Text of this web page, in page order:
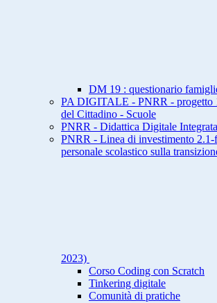
DM 19 : questionario
PA DIGITALE - PNRR - progetto
del Cittadino - Scuole
PNRR - Didattica Digitale Integrata
PNRR - Linea di investimento 2.1-
personale scolastico sulla
2023)
Corso Coding con Scratch
Tinkering digitale
Comunità di pratiche